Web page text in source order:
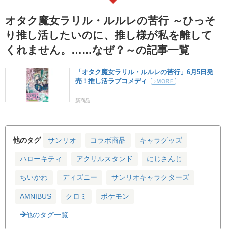
オタク魔女ラリル・ルルレの苦行 ～ひっそ
り推し活したいのに、推し様が私を離して
くれません。……なぜ？～の記事一覧
「オタク魔女ラリル・ルルレの苦行」6月5日発
売！推し活ラブコメディ
新商品
他のタグ サンリオ コラボ商品 キャラグッズ
ハローキティ アクリルスタンド にじさんじ
ちいかわ ディズニー サンリオキャラクターズ
AMNIBUS クロミ ポケモン
他のタグ一覧